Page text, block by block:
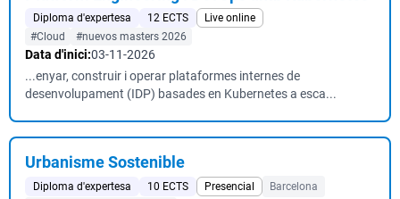
Diploma d'expertesa 12 ECTS
Live online
#Cloud
#nuevos masters 2026
Data d'inici:03-11-2026
...enyar, construir i operar plataformes internes de
desenvolupament (IDP) basades en Kubernetes a esca...
Urbanisme Sostenible
Diploma d'expertesa 10 ECTS Presencial
Barcelona